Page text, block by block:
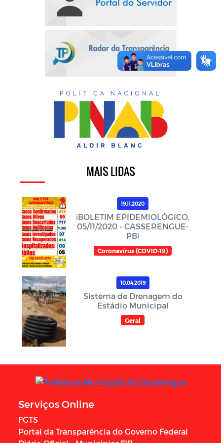
MAIS LIDAS
19.11.2020
ℹ️BOLETIM EPIDEMIOLÓGICO,
05/11/2020 - CASSERENGUE-
PBℹ️
Coronavírus (COVID-19)
10.04.2019
Sistema de Drenagem do
Estádio Municipal
Geral
Serviços Online
FGTS
Portal da Transparência do Governo Federal